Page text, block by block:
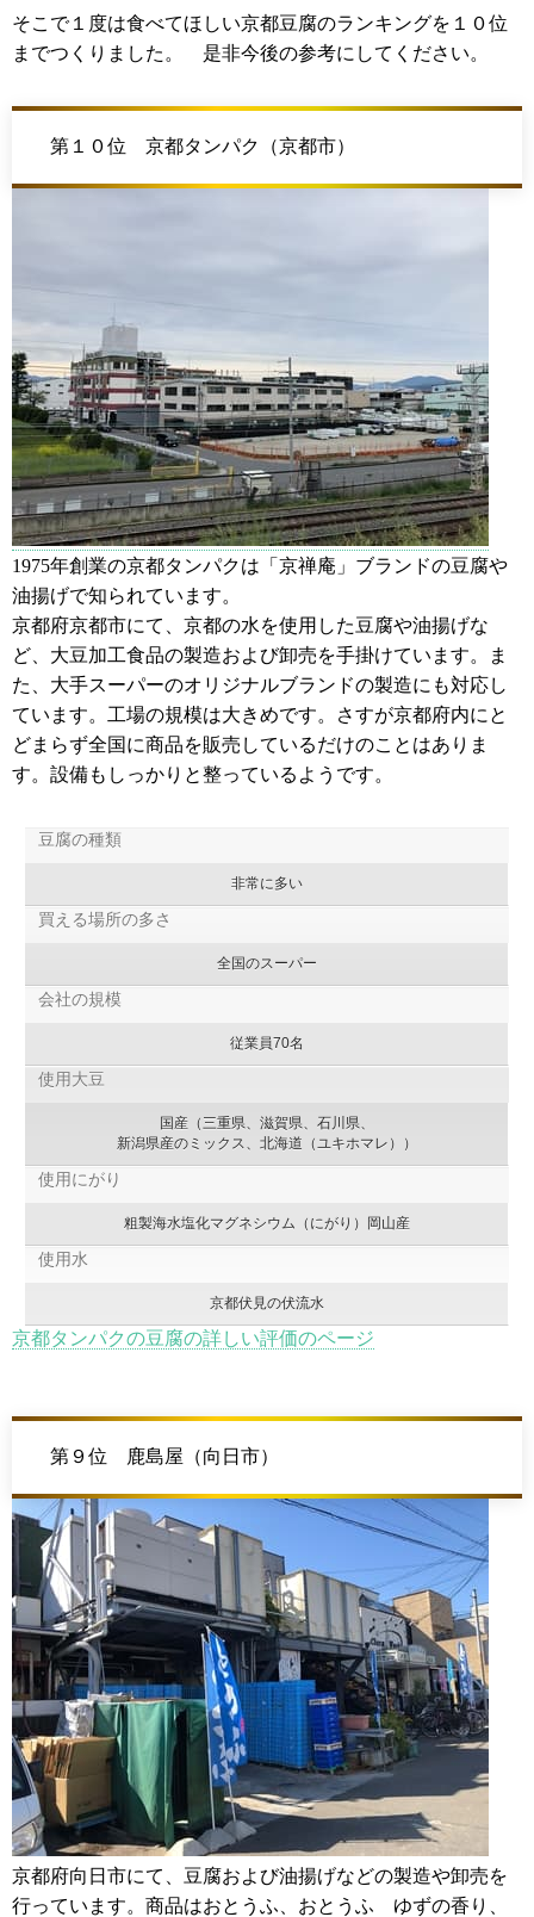
そこで１度は食べてほしい京都豆腐のランキングを１０位
までつくりました。 是非今後の参考にしてください。
第１０位 京都タンパク（京都市）
1975年創業の京都タンパクは「京禅庵」ブランドの豆腐や
油揚げで知られています。
京都府京都市にて、京都の水を使用した豆腐や油揚げな
ど、大豆加工食品の製造および卸売を手掛けています。ま
た、大手スーパーのオリジナルブランドの製造にも対応し
ています。工場の規模は大きめです。さすが京都府内にと
どまらず全国に商品を販売しているだけのことはありま
す。設備もしっかりと整っているようです。
豆腐の種類
非常に多い
買える場所の多さ
全国のスーパー
会社の規模
従業員70名
使用大豆
国産（三重県、滋賀県、石川県、
新潟県産のミックス、北海道（ユキホマレ））
使用にがり
粗製海水塩化マグネシウム（にがり）岡山産
使用水
京都伏見の伏流水
京都タンパクの豆腐の詳しい評価のページ
第９位 鹿島屋（向日市）
京都府向日市にて、豆腐および油揚げなどの製造や卸売を
行っています。商品はおとうふ、おとうふ ゆずの香り、